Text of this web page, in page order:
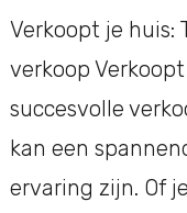
Verkoopt je huis:
verkoop
succesvolle
kan een
ervaring zijn. Of